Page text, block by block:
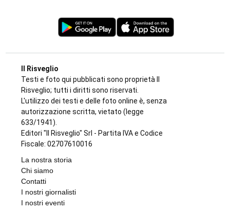
Il Risveglio
Testi e foto qui pubblicati sono proprietà Il
Risveglio; tutti i diritti sono riservati.
L'utilizzo dei testi e delle foto online è, senza
autorizzazione scritta, vietato (legge
633/1941).
Editori "Il Risveglio" Srl - Partita IVA e Codice
Fiscale: 02707610016
La nostra storia
Chi siamo
Contatti
I nostri giornalisti
I nostri eventi